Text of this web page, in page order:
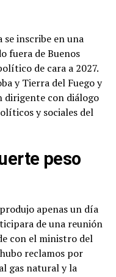
inscribe en una
fuera de Buenos
de cara a 2027.
y Tierra del Fuego y
dirigente con diálogo
y sociales del
peso
apenas un día
de una reunión
con el ministro del
reclamos por
gas natural y la